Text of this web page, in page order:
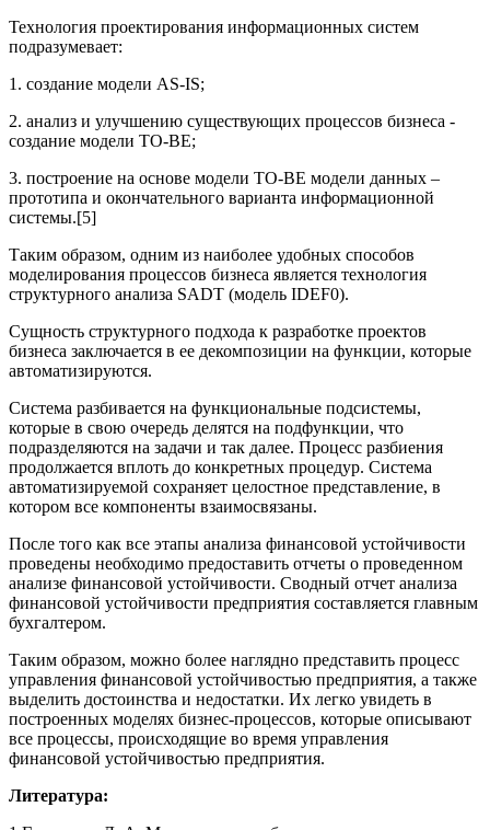
Технология проектирования информационных систем
подразумевает:
1. создание модели АS-IS;
2. анализ и улучшению существующих процессов бизнеса -
создание модели ТО-ВЕ;
3. построение на основе модели ТО-ВЕ модели данных –
прототипа и окончательного варианта информационной
системы.[5]
Таким образом, одним из наиболее удобных способов
моделирования процессов бизнеса является технология
структурного анализа SADT (модель IDEF0).
Сущность структурного подхода к разработке проектов
бизнеса заключается в ее декомпозиции на функции, которые
автоматизируются.
Система разбивается на функциональные подсистемы,
которые в свою очередь делятся на подфункции, что
подразделяются на задачи и так далее. Процесс разбиения
продолжается вплоть до конкретных процедур. Система
автоматизируемой сохраняет целостное представление, в
котором все компоненты взаимосвязаны.
После того как все этапы анализа финансовой устойчивости
проведены необходимо предоставить отчеты о проведенном
анализе финансовой устойчивости. Сводный отчет анализа
финансовой устойчивости предприятия составляется главным
бухгалтером.
Таким образом, можно более наглядно представить процесс
управления финансовой устойчивостью предприятия, а также
выделить достоинства и недостатки. Их легко увидеть в
построенных моделях бизнес-процессов, которые описывают
все процессы, происходящие во время управления
финансовой устойчивостью предприятия.
Литература: